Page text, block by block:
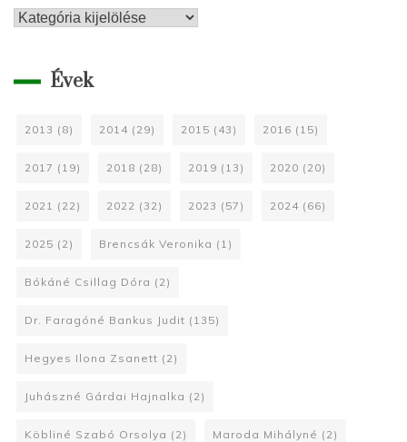
Kategóriák
Évek
2013 (8) 2014 (29) 2015 (43) 2016 (15)
2017 (19) 2018 (28) 2019 (13) 2020 (20)
2021 (22) 2022 (32) 2023 (57) 2024 (66)
2025 (2) Brencsák Veronika (1)
Bókáné Csillag Dóra (2)
Dr. Faragóné Bankus Judit (135)
Hegyes Ilona Zsanett (2)
Juhászné Gárdai Hajnalka (2)
Köbliné Szabó Orsolya (2) Maroda Mihályné (2)